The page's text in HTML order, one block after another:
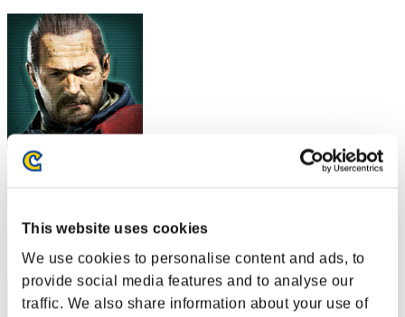
This website uses cookies
We use cookies to personalise content and ads, to
provide social media features and to analyse our
traffic. We also share information about your use of
gymtonic74
RANK
32